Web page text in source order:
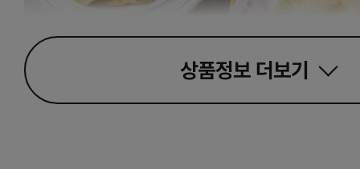
상품정보 더보기